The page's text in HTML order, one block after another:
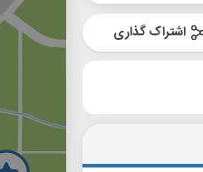
اشتراک گذاری